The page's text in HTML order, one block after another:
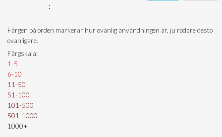
Färgen på orden markerar hur ovanlig användningen är, ju rödare desto
ovanligare.
Färgskala:
1-5
6-10
11-50
51-100
101-500
501-1000
1000+